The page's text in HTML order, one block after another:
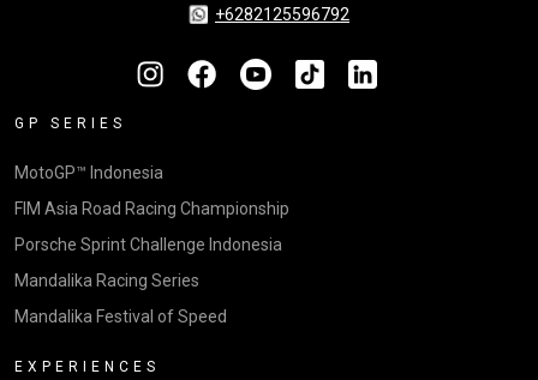
+6282125596792
GP SERIES
MotoGP™ Indonesia
FIM Asia Road Racing Championship
Porsche Sprint Challenge Indonesia
Mandalika Racing Series
Mandalika Festival of Speed
EXPERIENCES